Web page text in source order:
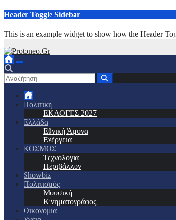
Μετάβαση
περιεχόμενο
Header Toggle Sidebar
This is an example widget to show how the Header
Πολιτικη
ΕΚΛΟΓΕΣ 2027
Ελλάδα
Εθνική Άμυνα
Ενέργεια
ΚΟΣΜΟΣ
Τεχνολογια
Περιβάλλον
Showbiz
Πολιτισμός
Μουσική
Κινηματογράφος
Οικονομια